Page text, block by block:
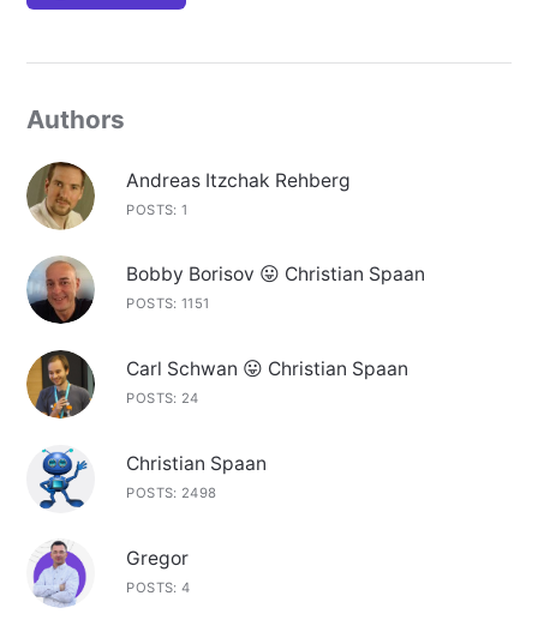
Authors
Andreas Itzchak Rehberg
POSTS: 1
Bobby Borisov 😛 Christian Spaan
POSTS: 1151
Carl Schwan 😛 Christian Spaan
POSTS: 24
Christian Spaan
POSTS: 2498
Gregor
POSTS: 4